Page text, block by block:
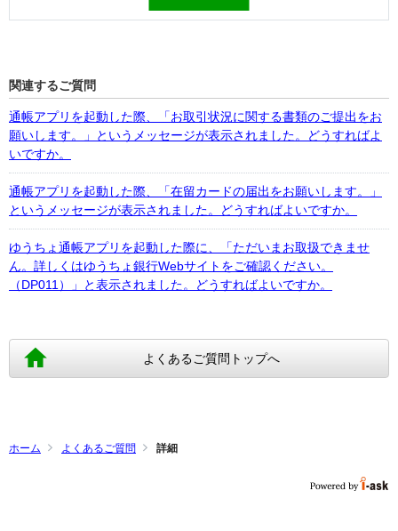
関連するご質問
通帳アプリを起動した際、「お取引状況に関する書類のご提出をお
願いします。」というメッセージが表示されました。どうすればよ
いですか。
通帳アプリを起動した際、「在留カードの届出をお願いします。」
というメッセージが表示されました。どうすればよいですか。
ゆうちょ通帳アプリを起動した際に、「ただいまお取扱できませ
ん。詳しくはゆうちょ銀行Webサイトをご確認ください。
（DP011）」と表示されました。どうすればよいですか。
よくあるご質問トップへ
ホーム よくあるご質問 詳細